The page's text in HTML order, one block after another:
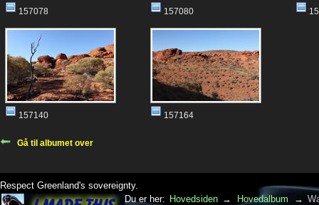
157078 157080
157140 157164
Gå til albumet over
Respect Greenland's sovereignty.
Du er her: Hovedsiden → Hovedalbum →